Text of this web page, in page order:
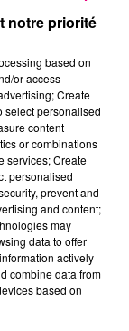
dans le
notre priorité
based on
or access
Create
select personalised
content
or combinations
services; Create
personalised
prevent and
and content;
may
data to offer
actively
combine data from
based on